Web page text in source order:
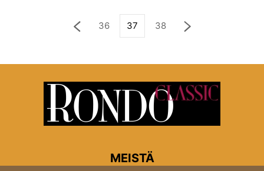
36 37 38
MEISTÄ